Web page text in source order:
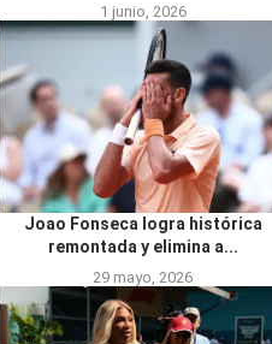
1 junio, 2026
Joao Fonseca logra histórica
remontada y elimina a...
29 mayo, 2026